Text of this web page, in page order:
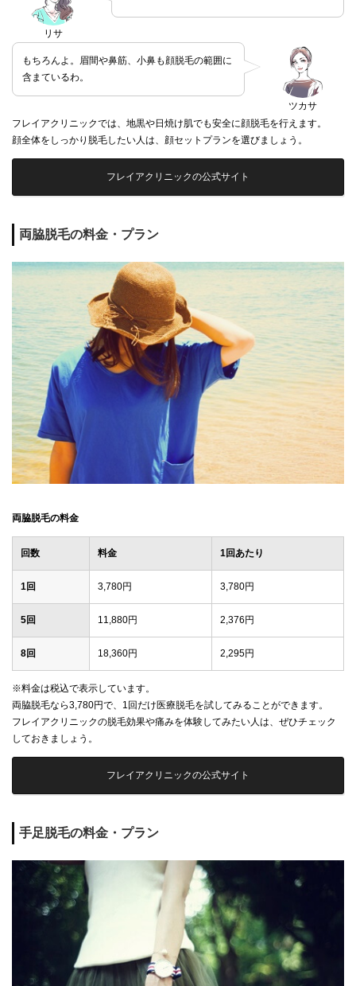
リサ
ツカサ
もちろんよ。眉間や鼻筋、小鼻も顔脱毛の範囲に
含まているわ。
フレイアクリニックでは、地黒や日焼け肌でも安全に顔脱毛を行えます。
顔全体をしっかり脱毛したい人は、顔セットプランを選びましょう。
フレイアクリニックの公式サイト
両脇脱毛の料金・プラン
両脇脱毛の料金
回数 料金 1回あたり
1回 3,780円 3,780円
5回 11,880円 2,376円
8回 18,360円 2,295円
※料金は税込で表示しています。
両脇脱毛なら3,780円で、1回だけ医療脱毛を試してみることができます。
フレイアクリニックの脱毛効果や痛みを体験してみたい人は、ぜひチェック
しておきましょう。
フレイアクリニックの公式サイト
手足脱毛の料金・プラン